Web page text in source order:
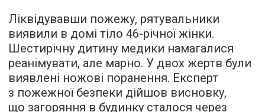
Ліквідувавши пожежу, рятувальники
виявили в домі тіло 46-річної жінки.
Шестирічну дитину медики намагалися
реанімувати, але марно. У двох жертв були
виявлені ножові поранення. Експерт
з пожежної безпеки дійшов висновку,
що загоряння в будинку сталося через